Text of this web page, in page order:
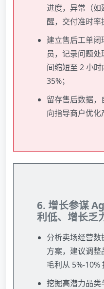
进度，异常（如
醒，交付准时率
建立售后工单
员，记录问题
间缩短至 2 小
35%；
留存售后数据，
向指导商户优化
6. 增长参谋
利低、增长乏
分析卖场经营
方案，建议调整
毛利从 5%-10%
挖掘高潜力品